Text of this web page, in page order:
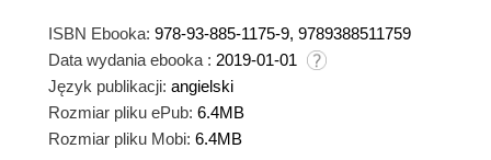
ISBN Ebooka: 978-93-885-1175-9, 9789388511759
Data wydania ebooka : 2019-01-01
Język publikacji: angielski
Rozmiar pliku ePub: 6.4MB
Rozmiar pliku Mobi: 6.4MB